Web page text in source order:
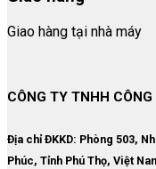
Giao hàng tại nhà máy
CÔNG TY TNHH
Địa chỉ ĐKKD: Phòng 503,
Phúc, Tỉnh Phú Thọ, Việt